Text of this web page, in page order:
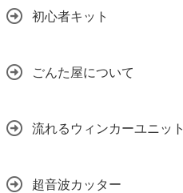
初心者キット
ごんた屋について
流れるウィンカーユニット
超音波カッター